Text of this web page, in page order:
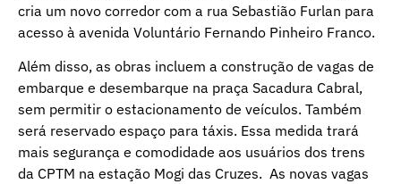
cria um novo corredor com a rua Sebastião Furlan para
acesso à avenida Voluntário Fernando Pinheiro Franco.
Além disso, as obras incluem a construção de vagas de
embarque e desembarque na praça Sacadura Cabral,
sem permitir o estacionamento de veículos. Também
será reservado espaço para táxis. Essa medida trará
mais segurança e comodidade aos usuários dos trens
da CPTM na estação Mogi das Cruzes. As novas vagas